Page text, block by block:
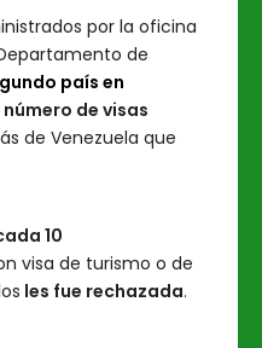
por la oficina
de
país en
de visas
de Venezuela que
10
visa de turismo o de
les fue rechazada.